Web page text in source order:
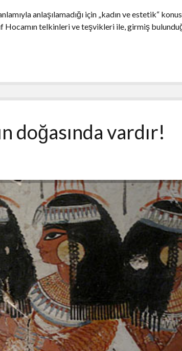
anlaşılamadığı için „kadın ve estetik“
Hocamın telkinleri ve teşvikleri ile, girmiş
doğasında vardır!